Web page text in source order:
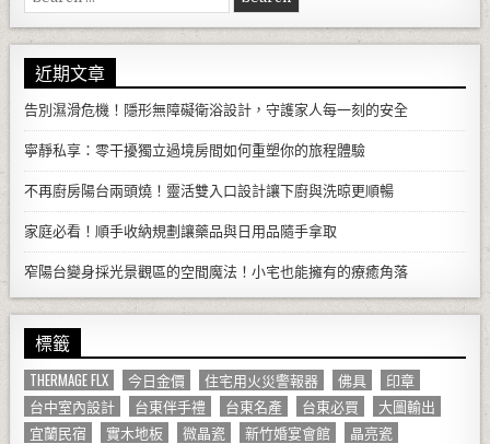
近期文章
告別濕滑危機！隱形無障礙衛浴設計，守護家人每一刻的安全
寧靜私享：零干擾獨立過境房間如何重塑你的旅程體驗
不再廚房陽台兩頭燒！靈活雙入口設計讓下廚與洗晾更順暢
家庭必看！順手收納規劃讓藥品與日用品隨手拿取
窄陽台變身採光景觀區的空間魔法！小宅也能擁有的療癒角落
標籤
THERMAGE FLX 今日金價 住宅用火災警報器 佛具
印章
台中室內設計
台東伴手禮 台東名產 台東必買
大圖輸出
宜蘭民宿
實木地板 微晶瓷 新竹婚宴會館
晶亮瓷